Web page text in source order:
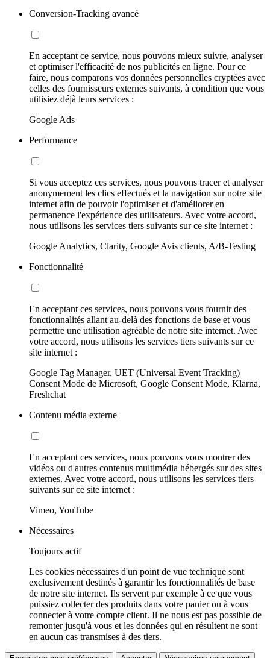
Conversion-Tracking avancé
En acceptant ce service, nous pouvons mieux suivre, analyser
et optimiser l'efficacité de nos publicités en ligne. Pour ce
faire, nous comparons vos données personnelles cryptées avec
celles des fournisseurs externes suivants, à condition que vous
utilisiez déjà leurs services :
Google Ads
Performance
Si vous acceptez ces services, nous pouvons tracer et analyser
anonymement les clics effectués et la navigation sur notre site
internet afin de pouvoir l'optimiser et d'améliorer en
permanence l'expérience des utilisateurs. Avec votre accord,
nous utilisons les services tiers suivants sur ce site internet :
Google Analytics, Clarity, Google Avis clients, A/B-Testing
Fonctionnalité
En acceptant ces services, nous pouvons vous fournir des
fonctionnalités allant au-delà des fonctions de base et vous
permettre une utilisation agréable de notre site internet. Avec
votre accord, nous utilisons les services tiers suivants sur ce
site internet :
Google Tag Manager, UET (Universal Event Tracking)
Consent Mode de Microsoft, Google Consent Mode, Klarna,
Freshchat
Contenu média externe
En acceptant ces services, nous pouvons vous montrer des
vidéos ou d'autres contenus multimédia hébergés sur des sites
externes. Avec votre accord, nous utilisons les services tiers
suivants sur ce site internet :
Vimeo, YouTube
Nécessaires
Toujours actif
Les cookies nécessaires d'un point de vue technique sont
exclusivement destinés à garantir les fonctionnalités de base
de notre site internet. Ils servent par exemple à ce que vous
puissiez collecter des produits dans votre panier ou à vous
connecter à votre compte client. Il ne nous est pas possible de
remonter jusqu'à vous et les données qui en résultent ne sont
en aucun cas transmises à des tiers.